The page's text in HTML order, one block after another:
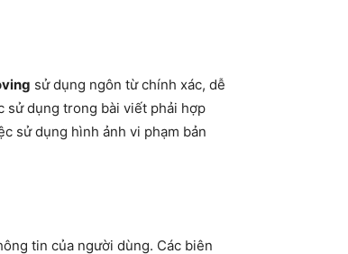
sử dụng ngôn từ chính xác, dễ
sử dụng trong bài viết phải hợp
sử dụng hình ảnh vi phạm bản
tin của người dùng. Các biên